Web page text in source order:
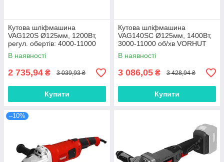
Кутова шліфмашина
VAG120S Ø125мм, 1200Вт,
регул. обертів: 4000-11000
об/хв VORHUT
В наявності
2 735,94 ₴ 3 039,93 ₴
Купити
Кутова шліфмашина
VAG140SC Ø125мм, 1400Вт,
3000-11000 об/хв VORHUT
В наявності
3 086,05 ₴ 3 428,94 ₴
Купити
–10%